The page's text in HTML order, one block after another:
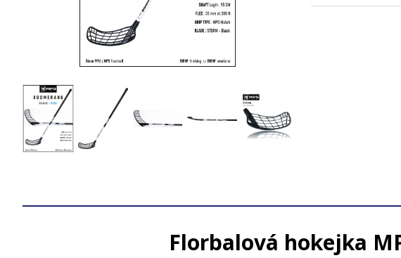
Florbalová hokejka